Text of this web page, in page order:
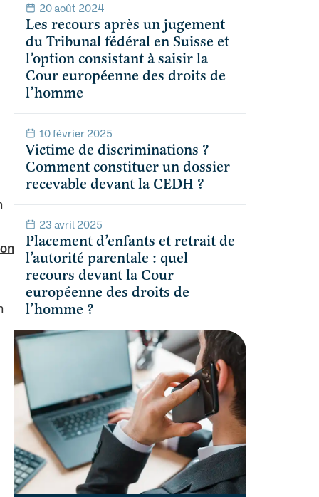
20 août 2024
Les recours après un jugement
du Tribunal fédéral en Suisse et
l’option consistant à saisir la
Cour européenne des droits de
l’homme
10 février 2025
Victime de discriminations ?
Comment constituer un dossier
recevable devant la CEDH ?
23 avril 2025
Placement d’enfants et retrait de
l’autorité parentale : quel
recours devant la Cour
européenne des droits de
l’homme ?